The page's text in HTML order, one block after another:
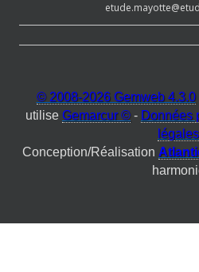
© 2008-2026 Gemweb 4.3.0
utilise Gemarcur © - Données
légales
Conception/Réalisation